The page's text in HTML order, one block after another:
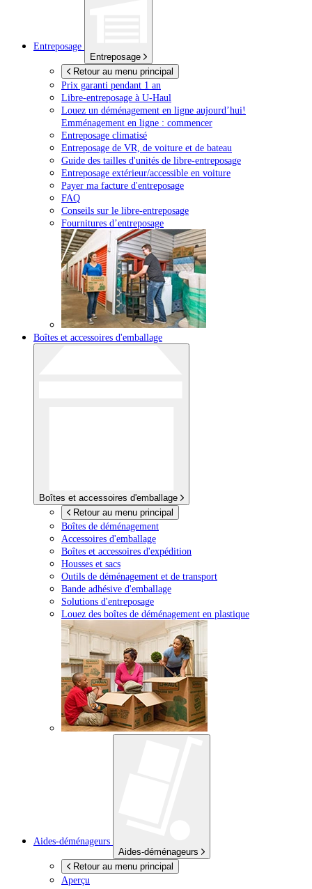
Entreposage
Entreposage
Retour au menu principal
Prix garanti pendant 1 an
Libre-entreposage à U-Haul
Louez un déménagement en ligne aujourd’hui!
Emménagement en ligne : commencer
Entreposage climatisé
Entreposage de VR, de voiture et de bateau
Guide des tailles d'unités de libre-entreposage
Entreposage extérieur/accessible en voiture
Payer ma facture d'entreposage
FAQ
Conseils sur le libre-entreposage
Fournitures d’entreposage
Boîtes et accessoires d'emballage
Boîtes et accessoires d'emballage
Retour au menu principal
Boîtes de déménagement
Accessoires d'emballage
Boîtes et accessoires d'expédition
Housses et sacs
Outils de déménagement et de transport
Bande adhésive d'emballage
Solutions d'entreposage
Louez des boîtes de déménagement en plastique
Aides-déménageurs
Aides-déménageurs
Retour au menu principal
Aperçu